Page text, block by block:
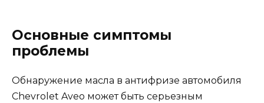
Основные симптомы
проблемы
Обнаружение масла в антифризе автомобиля
Chevrolet Aveo может быть серьезным